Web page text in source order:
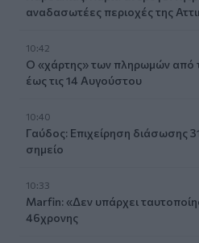
αναδασωτέες περιοχές της
10:42
Ο «χάρτης» των πληρωμών από
έως τις 14 Αυγούστου
10:40
Γαύδος: Επιχείρηση διάσωσης
σημείο
10:33
Marfin: «Δεν υπάρχει
46χρονης